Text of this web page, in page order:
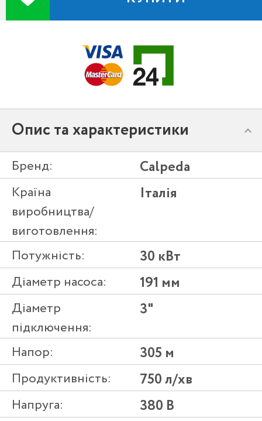
Опис та характеристики
Бренд: Calpeda
Країна
виробництва/
виготовлення:
Італія
Потужність: 30 кВт
Діаметр насоса: 191 мм
Діаметр
підключення:
3"
Напор: 305 м
Продуктивність: 750 л/хв
Напруга: 380 В